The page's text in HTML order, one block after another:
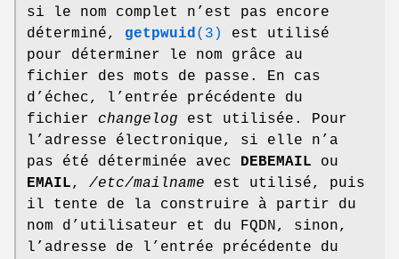
si le nom complet n’est pas encore
déterminé, getpwuid (3)
est utilisé
pour déterminer le nom grâce au
fichier des mots de passe. En cas
d’échec, l’entrée précédente du
fichier changelog est utilisée. Pour
l’adresse électronique, si elle n’a
pas été déterminée avec DEBEMAIL ou
EMAIL, /etc/mailname est utilisé, puis
il tente de la construire à partir du
nom d’utilisateur et du FQDN, sinon,
l’adresse de l’entrée précédente du